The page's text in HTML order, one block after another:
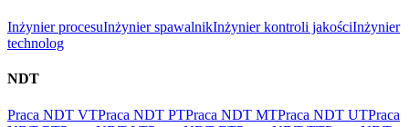
Inżynier procesuInżynier spawalnikInżynier kontroli jakościInżynier
technolog
NDT
Praca NDT VTPraca NDT PTPraca NDT MTPraca NDT UTPraca